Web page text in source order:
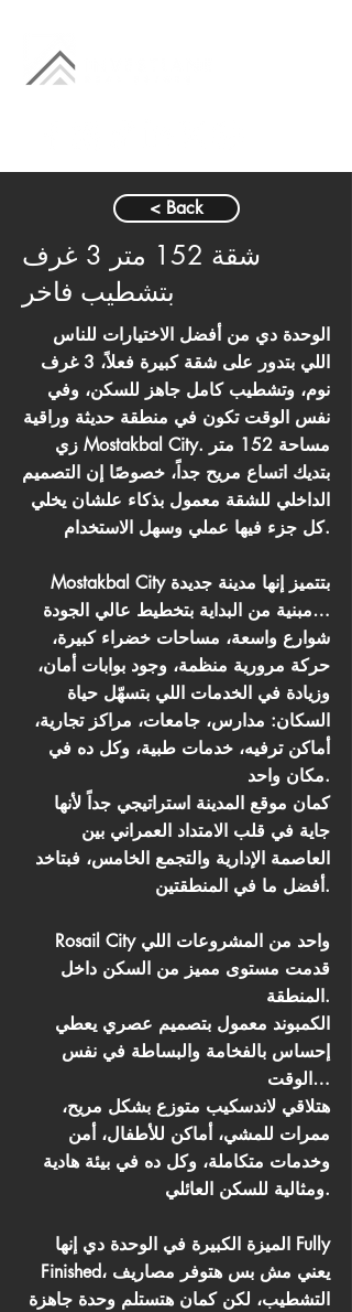
< Back
شقة 152 متر 3 غرف
بتشطيب فاخر
الوحدة دي من أفضل الاختيارات للناس
اللي بتدور على شقة كبيرة فعلاً، 3 غرف
نوم، وتشطيب كامل جاهز للسكن، وفي
نفس الوقت تكون في منطقة حديثة وراقية
زي Mostakbal City. مساحة 152 متر
بتديك اتساع مريح جداً، خصوصًا إن التصميم
الداخلي للشقة معمول بذكاء علشان يخلي
كل جزء فيها عملي وسهل الاستخدام.
Mostakbal City بتتميز إنها مدينة جديدة
مبنية من البداية بتخطيط عالي الجودة…
شوارع واسعة، مساحات خضراء كبيرة،
حركة مرورية منظمة، وجود بوابات أمان،
وزيادة في الخدمات اللي بتسهّل حياة
السكان: مدارس، جامعات، مراكز تجارية،
أماكن ترفيه، خدمات طبية، وكل ده في
مكان واحد.
كمان موقع المدينة استراتيجي جداً لأنها
جاية في قلب الامتداد العمراني بين
العاصمة الإدارية والتجمع الخامس، فبتاخد
أفضل ما في المنطقتين.
Rosail City واحد من المشروعات اللي
قدمت مستوى مميز من السكن داخل
المنطقة.
الكمبوند معمول بتصميم عصري يعطي
إحساس بالفخامة والبساطة في نفس
الوقت…
هتلاقي لاندسكيب متوزع بشكل مريح،
ممرات للمشي، أماكن للأطفال، أمن
وخدمات متكاملة، وكل ده في بيئة هادية
ومثالية للسكن العائلي.
الميزة الكبيرة في الوحدة دي إنها Fully
Finished، يعني مش بس هتوفر مصاريف
التشطيب، لكن كمان هتستلم وحدة جاهزة